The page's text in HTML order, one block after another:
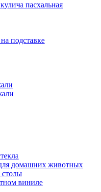
пасхальная
подставке
домашних животных
столы
виниле